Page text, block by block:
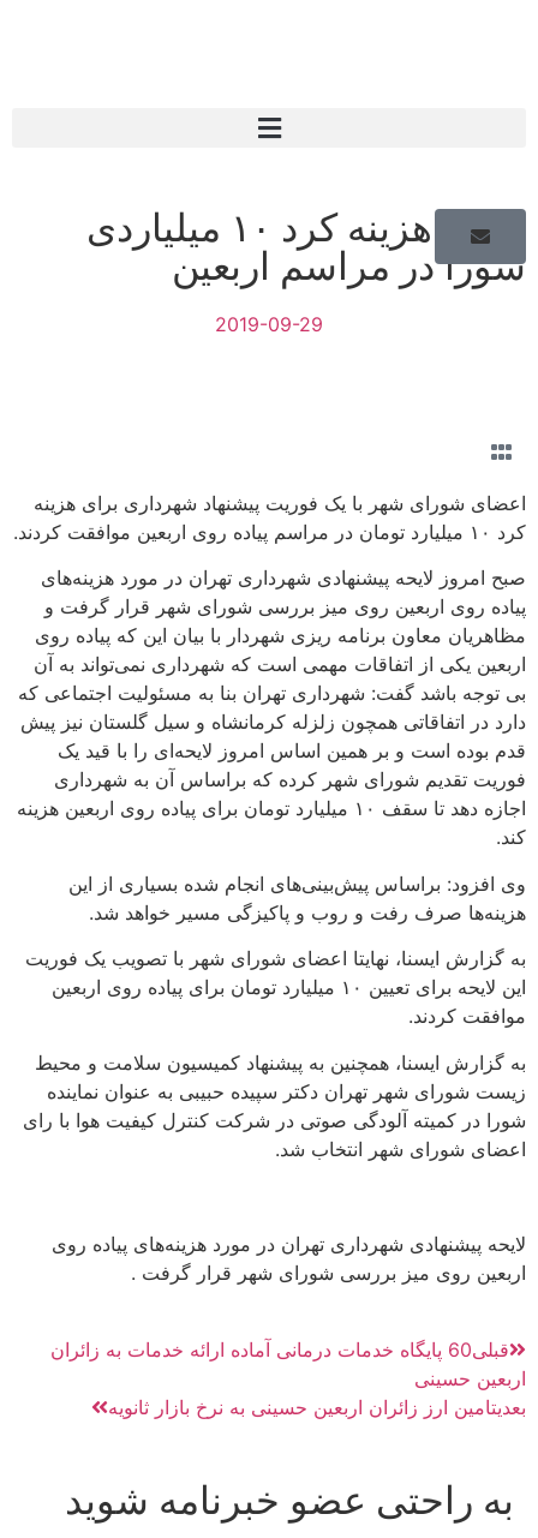
مجوز هزینه کرد ۱۰ میلیاردی
شورا در مراسم اربعین
2019-09-29
اعضای شورای شهر با یک فوریت پیشنهاد شهرداری برای هزینه
کرد ۱۰ میلیارد تومان در مراسم پیاده روی اربعین موافقت کردند.
صبح امروز لایحه پیشنهادی شهرداری تهران در مورد هزینه‌های
پیاده روی اربعین روی میز بررسی شورای شهر قرار گرفت و
مظاهریان معاون برنامه ریزی شهردار با بیان این که پیاده روی
اربعین یکی از اتفاقات مهمی است که شهرداری نمی‌تواند به آن
بی توجه باشد گفت: شهرداری تهران بنا به مسئولیت اجتماعی که
دارد در اتفاقاتی همچون زلزله کرمانشاه و سیل گلستان نیز پیش
قدم بوده است و بر همین اساس امروز لایحه‌ای را با قید یک
فوریت تقدیم شورای شهر کرده که براساس آن به شهرداری
اجازه دهد تا سقف ۱۰ میلیارد تومان برای پیاده روی اربعین هزینه
کند.
وی افزود: براساس پیش‌بینی‌های انجام شده بسیاری از این
هزینه‌ها صرف رفت و روب و پاکیزگی مسیر خواهد شد.
به گزارش ایسنا، نهایتا اعضای شورای شهر با تصویب یک فوریت
این لایحه برای تعیین ۱۰ میلیارد تومان برای پیاده روی اربعین
موافقت کردند.
به گزارش ایسنا، همچنین به پیشنهاد کمیسیون سلامت و محیط
زیست شورای شهر تهران دکتر سپیده حبیبی به عنوان نماینده
شورا در کمیته آلودگی صوتی در شرکت کنترل کیفیت هوا با رای
اعضای شورای شهر انتخاب شد.
لایحه پیشنهادی شهرداری تهران در مورد هزینه‌های پیاده روی
اربعین روی میز بررسی شورای شهر قرار گرفت .
قبلی
60 پایگاه خدمات درمانی آماده ارائه خدمات به زائران
اربعین حسینی
بعدیتامین ارز زائران اربعین حسینی به نرخ بازار ثانویه
به راحتی عضو خبرنامه شوید